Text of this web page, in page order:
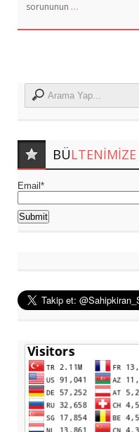
sorununun …
BÜLTENIMIZE
Email*